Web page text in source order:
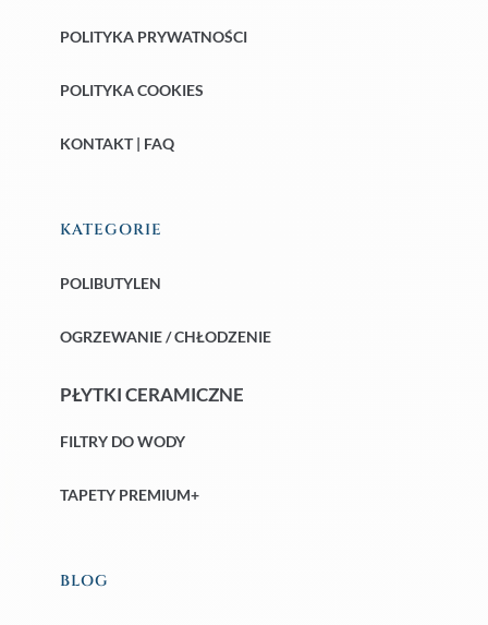
POLITYKA PRYWATNOŚCI
POLITYKA COOKIES
KONTAKT | FAQ
KATEGORIE
POLIBUTYLEN
OGRZEWANIE / CHŁODZENIE
PŁYTKI CERAMICZNE
FILTRY DO WODY
TAPETY PREMIUM+
BLOG